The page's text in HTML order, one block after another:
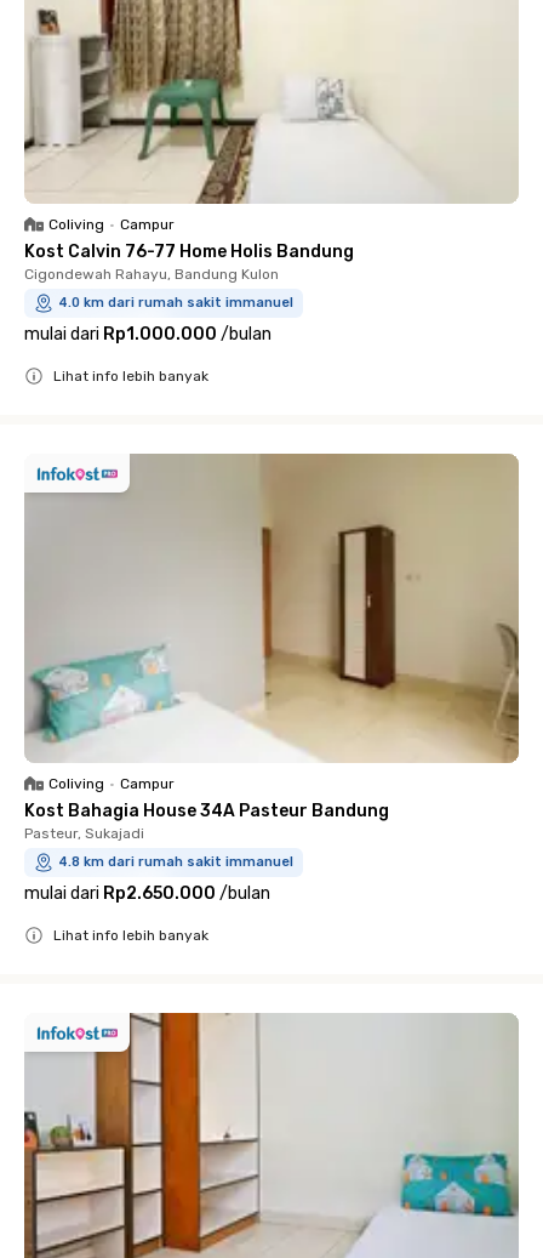
Coliving • Campur
Kost Calvin 76-77 Home Holis Bandung
Cigondewah Rahayu, Bandung Kulon
4.0 km dari rumah sakit immanuel
mulai dari Rp1.000.000 /bulan
Lihat info lebih banyak
Coliving • Campur
Kost Bahagia House 34A Pasteur Bandung
Pasteur, Sukajadi
4.8 km dari rumah sakit immanuel
mulai dari Rp2.650.000 /bulan
Lihat info lebih banyak